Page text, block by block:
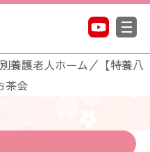
養護老人ホーム ／ 【特養八
茶会